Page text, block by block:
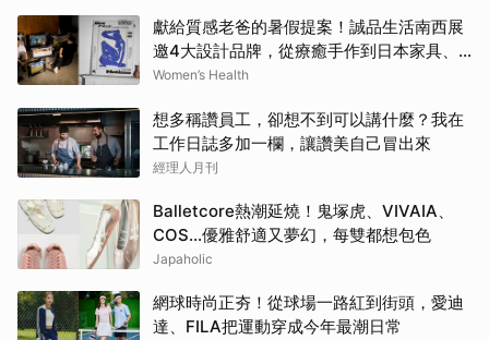
獻給質感老爸的暑假提案！誠品生活南西展
邀4大設計品牌，從療癒手作到日本家具、
AI好禮寵愛全家 | Women's Health
Women’s Health
想多稱讚員工，卻想不到可以講什麼？我在
工作日誌多加一欄，讓讚美自己冒出來
經理人月刊
Balletcore熱潮延燒！鬼塚虎、VIVAIA、
COS…優雅舒適又夢幻，每雙都想包色
Japaholic
網球時尚正夯！從球場一路紅到街頭，愛迪
達、FILA把運動穿成今年最潮日常